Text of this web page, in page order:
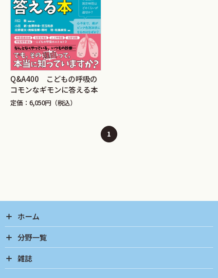
Q&A400 こどもの呼吸の
コモンなギモンに答える本
定価：6,050円（税込）
1
ホーム
分野一覧
雑誌